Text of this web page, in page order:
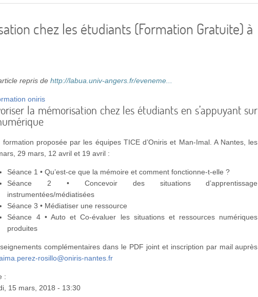
chez les étudiants (Formation Gratuite) à
repris dehttp://labua.univ-angers.fr/eveneme...
la mémorisation chez les étudiants en s’appuyant sur
formation proposée par les équipes TICE d’Oniris et Man-Imal. A Nantes, les
29 mars, 12 avril et 19 avril :
Séance 1 • Qu’est-ce que la mémoire et comment fonctionne-t-elle ?
Séance 2 • Concevoir des situations d’apprentissage
instrumentées/médiatisées
Séance 3 • Médiatiser une ressource
Séance 4 • Auto et Co-évaluer les situations et ressources numériques
produites
complémentaires dans le PDF joint et inscription par mail auprès
rosillo@oniris-nantes.fr
:
15 mars, 2018 - 13:30